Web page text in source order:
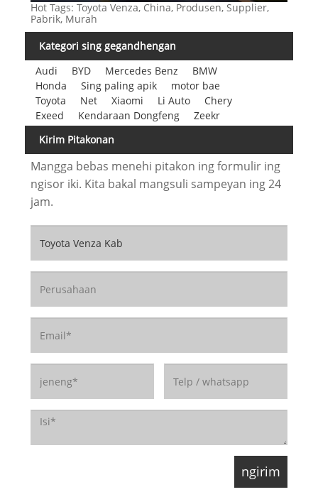
Hot Tags: Toyota Venza, China, Produsen, Supplier,
Pabrik, Murah
Kategori sing gegandhengan
Audi
BYD Mercedes Benz
BMW
Honda
Sing paling apik
motor bae
Toyota
Net Xiaomi Li Auto
Chery
Exeed
Kendaraan Dongfeng
Zeekr
Kirim Pitakonan
Mangga bebas menehi pitakon ing formulir ing
ngisor iki. Kita bakal mangsuli sampeyan ing 24
jam.